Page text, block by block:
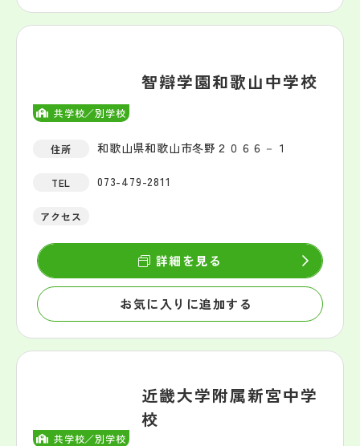
共学校／別学校
智辯学園和歌山中学校
住所 和歌山県和歌山市冬野２０６６－１
TEL 073-479-2811
アクセス
お気に入りに追加する
詳細を見る
共学校／別学校
近畿大学附属新宮中学
校